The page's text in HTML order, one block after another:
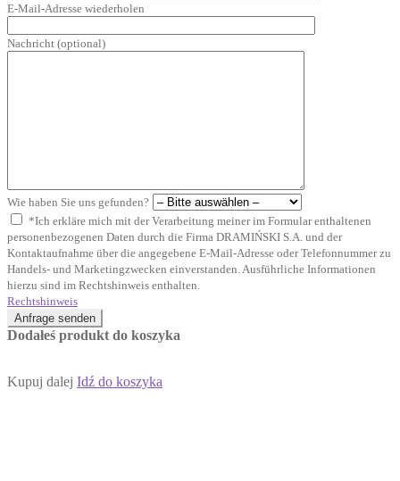
E-Mail-Adresse wiederholen
Nachricht (optional)
Wie haben Sie uns gefunden?
*Ich erkläre mich mit der Verarbeitung meiner im Formular enthaltenen
personenbezogenen Daten durch die Firma DRAMIŃSKI S.A. und der
Kontaktaufnahme über die angegebene E-Mail-Adresse oder Telefonnummer zu
Handels- und Marketingzwecken einverstanden. Ausführliche Informationen
hierzu sind im Rechtshinweis enthalten.
Rechtshinweis
Anfrage senden
Dodałeś produkt do koszyka
Kupuj dalej Idź do koszyka